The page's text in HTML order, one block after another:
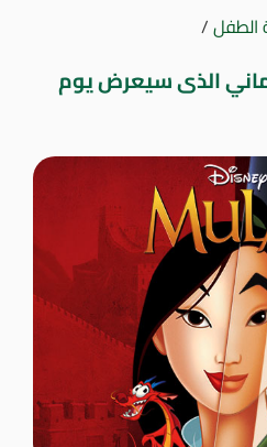
الطفل/
الذى سيعرض يوم